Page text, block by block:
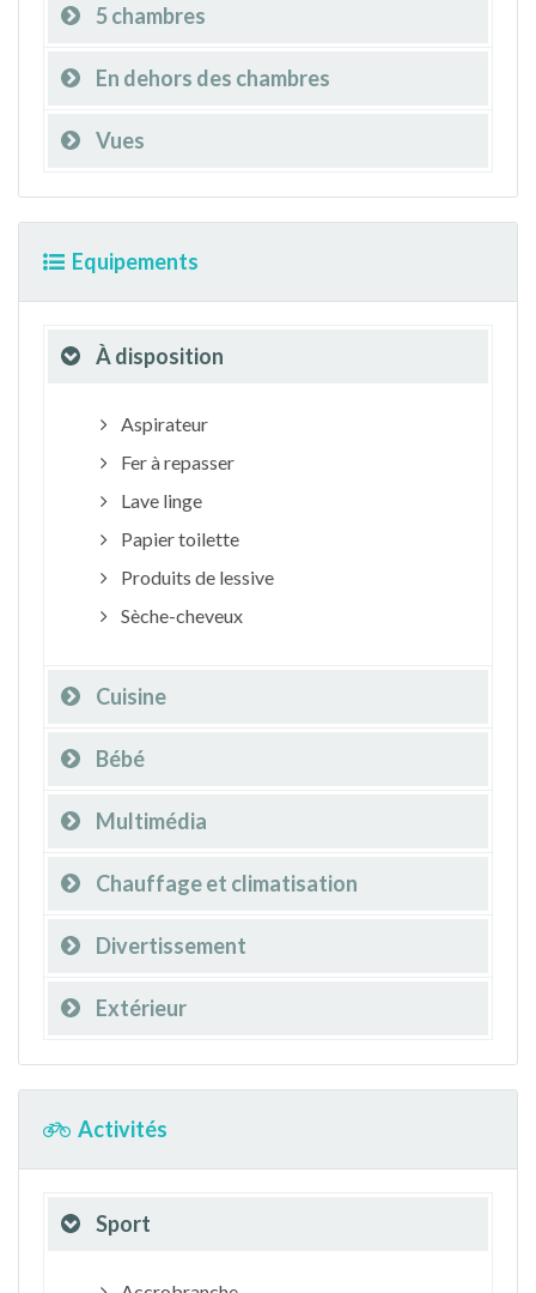
5 chambres
En dehors des chambres
Vues
Equipements
À disposition
Aspirateur
Fer à repasser
Lave linge
Papier toilette
Produits de lessive
Sèche-cheveux
Cuisine
Bébé
Multimédia
Chauffage et climatisation
Divertissement
Extérieur
Activités
Sport